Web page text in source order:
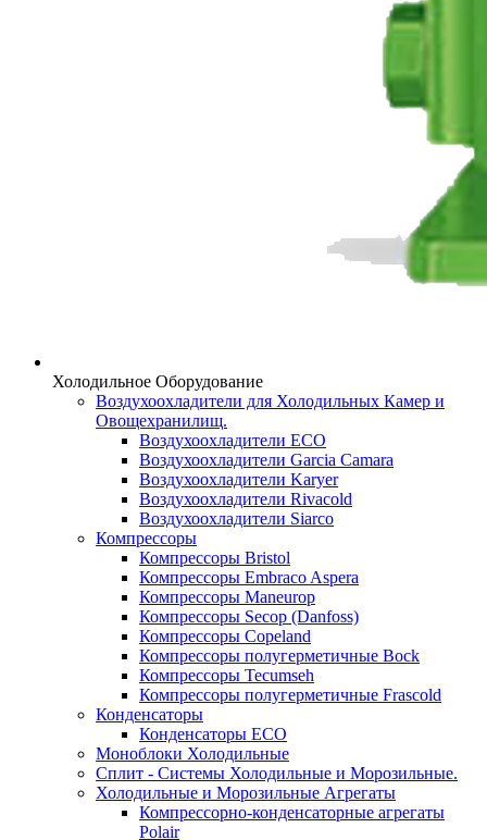
Холодильное Оборудование
Воздухоохладители для Холодильных Камер и
Овощехранилищ.
Воздухоохладители ECO
Воздухоохладители Garcia Camara
Воздухоохладители Karyer
Воздухоохладители Rivacold
Воздухоохладители Siarco
Компрессоры
Компрессоры Bristol
Компрессоры Embraco Aspera
Компрессоры Maneurop
Компрессоры Secop (Danfoss)
Компрессоры Copeland
Компрессоры полугерметичные Bock
Компрессоры Tecumseh
Компрессоры полугерметичные Frascold
Конденсаторы
Конденсаторы ECO
Моноблоки Холодильные
Сплит - Системы Холодильные и Морозильные.
Холодильные и Морозильные Агрегаты
Компрессорно-конденсаторные агрегаты
Polair